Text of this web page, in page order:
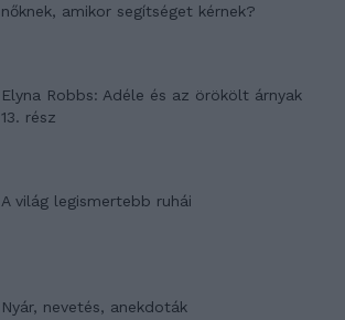
nőknek, amikor segítséget kérnek?
Elyna Robbs: Adéle és az örökölt árnyak
13. rész
A világ legismertebb ruhái
Nyár, nevetés, anekdoták